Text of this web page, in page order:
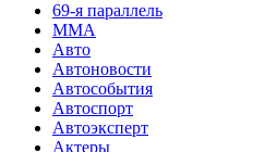
69-я параллель
MMA
Авто
Автоновости
Автособытия
Автоспорт
Автоэксперт
Актеры